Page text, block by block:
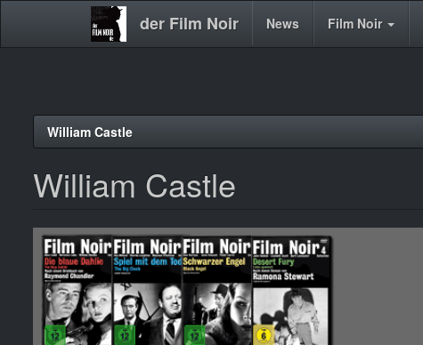
der Film Noir
Main News Film Noir
William Castle
William Castle